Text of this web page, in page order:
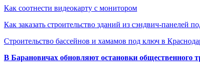
Как соотнести видеокарту с монитором
Как заказать строительство зданий из сэндвич-панелей
Строительство бассейнов и хамамов под ключ в
В Барановичах обновляют остановки общественного